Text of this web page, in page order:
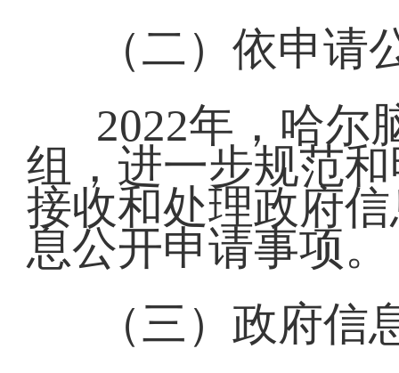
（二）依申请
2022年，哈尔
组，进一步规范
接收和处理政府
息公开申请事项。
（三）政府信